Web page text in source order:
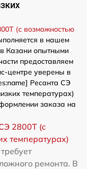
(с возможностью
в нашем
Казани опытными
предоставляем
центре уверены в
Ресанта СЭ
температурах)
заказа на
2800Т (с
температурах)
ремонта. В